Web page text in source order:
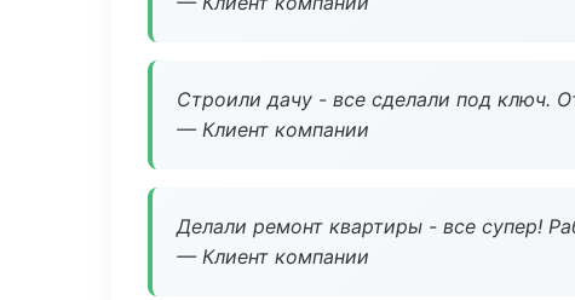
Строили дачу - все сделали под ключ.
— Клиент компании
Делали ремонт квартиры - все супер!
— Клиент компании